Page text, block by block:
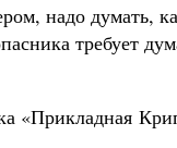
надо думать,
требует
«Прикладная